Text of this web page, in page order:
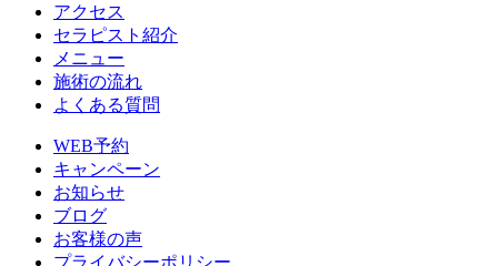
アクセス
セラピスト紹介
メニュー
施術の流れ
よくある質問
WEB予約
キャンペーン
お知らせ
ブログ
お客様の声